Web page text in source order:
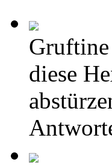
Gruftine
diese